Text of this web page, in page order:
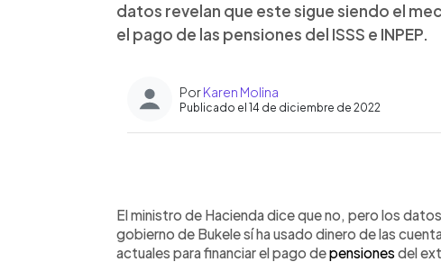
datos revelan que este sigue siendo el
el pago de las pensiones del ISSS e INPEP.
PorKaren Molina
Publicado el 14 de diciembre de 2022
Escuchar artículo
El ministro de Hacienda dice que no, pero los
gobierno de Bukele sí ha usado dinero de las
actuales para financiar el pago depensionesdel